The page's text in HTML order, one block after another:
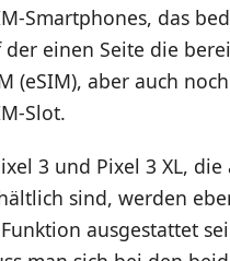
Smartphones, das
der einen Seite die
(eSIM), aber auch
Slot.
3 und Pixel 3 XL, die
sind, werden
ausgestattet